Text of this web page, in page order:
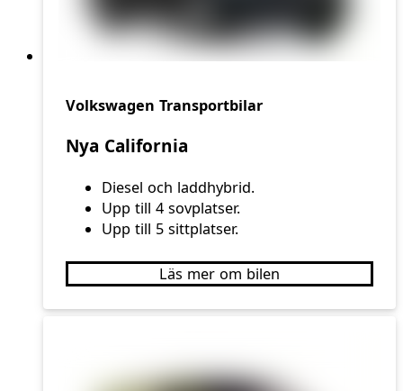
Volkswagen Transportbilar
Nya California
Diesel och laddhybrid.
Upp till 4 sovplatser.
Upp till 5 sittplatser.
Läs mer om bilen